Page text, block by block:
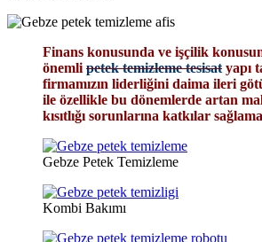
Finans konusunda ve işçilik
önemli petek temizleme tesisat yapı
firmamızın liderliğini daima ileri
ile özellikle bu dönemlerde artan
kısıtlığı sorunlarına katkılar
Gebze Petek Temizleme
Kombi Bakımı